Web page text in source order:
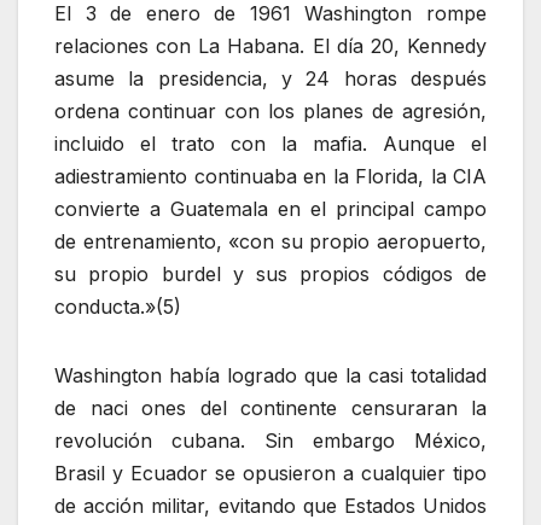
El 3 de enero de 1961 Washington rompe
relaciones con La Habana. El día 20, Kennedy
asume la presidencia, y 24 horas después
ordena continuar con los planes de agresión,
incluido el trato con la mafia. Aunque el
adiestramiento continuaba en la Florida, la CIA
convierte a Guatemala en el principal campo
de entrenamiento, «con su propio aeropuerto,
su propio burdel y sus propios códigos de
conducta.»(5)
Washington había logrado que la casi totalidad
de naci ones del continente censuraran la
revolución cubana. Sin embargo México,
Brasil y Ecuador se opusieron a cualquier tipo
de acción militar, evitando que Estados Unidos